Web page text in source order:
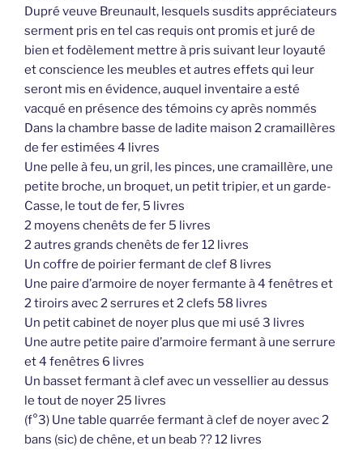
Dupré veuve Breunault, lesquels susdits appréciateurs
serment pris en tel cas requis ont promis et juré de
bien et fodèlement mettre à pris suivant leur loyauté
et conscience les meubles et autres effets qui leur
seront mis en évidence, auquel inventaire a esté
vacqué en présence des témoins cy après nommés
Dans la chambre basse de ladite maison 2 cramaillères
de fer estimées 4 livres
Une pelle à feu, un gril, les pinces, une cramaillère, une
petite broche, un broquet, un petit tripier, et un garde-
Casse, le tout de fer, 5 livres
2 moyens chenêts de fer 5 livres
2 autres grands chenêts de fer 12 livres
Un coffre de poirier fermant de clef 8 livres
Une paire d’armoire de noyer fermante à 4 fenêtres et
2 tiroirs avec 2 serrures et 2 clefs 58 livres
Un petit cabinet de noyer plus que mi usé 3 livres
Une autre petite paire d’armoire fermant à une serrure
et 4 fenêtres 6 livres
Un basset fermant à clef avec un vessellier au dessus
le tout de noyer 25 livres
(f°3) Une table quarrée fermant à clef de noyer avec 2
bans (sic) de chêne, et un beab ?? 12 livres